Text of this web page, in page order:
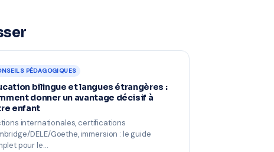
PÉDAGOGIQUES
bilingue et langues étrangères :
donner un avantage décisif à
enfant
internationales, certifications
DELE/Goethe, immersion : le guide
pour le…